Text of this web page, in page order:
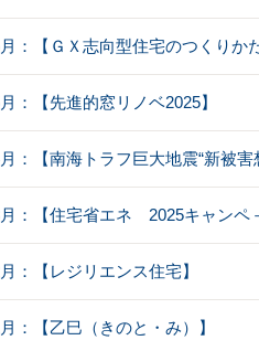
：【ＧＸ志向型住宅のつくりかた
：【先進的窓リノベ2025】
：【南海トラフ巨大地震“新被害
：【住宅省エネ 2025キャンペ
：【レジリエンス住宅】
：【乙巳（きのと・み）】